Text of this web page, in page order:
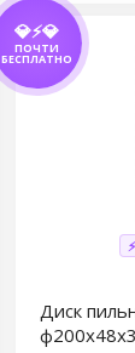
💎⚡💎
ПОЧТИ
БЕСПЛАТНО
Диск